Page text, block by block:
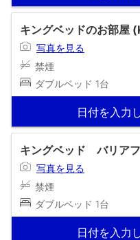
キングベッドのお部屋
写真を見る
禁煙
ダブルベッド 1台
日付を入力
キングベッド バリア
写真を見る
禁煙
ダブルベッド 1台
日付を入力